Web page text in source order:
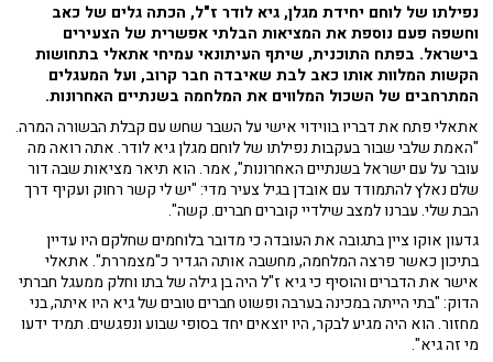
נפילתו של לוחם יחידת מגלן, גיא לודר ז"ל, הכתה גלים של כאב
וחשפה פעם נוספת את המציאות הבלתי אפשרית של הצעירים
בישראל. בפתח התוכנית, שיתף העיתונאי עמיחי אתאלי בתחושות
הקשות המלוות אותו כאב לבת שאיבדה חבר קרוב, ועל המעגלים
המתרחבים של השכול המלווים את המלחמה בשנתיים האחרונות.
אתאלי פתח את דבריו בווידוי אישי על השבר שחש עם קבלת הבשורה המרה.
"האמת שלבי שבור בעקבות נפילתו של לוחם מגלן גיא לודר. אתה רואה מה
עובר על עם ישראל בשנתיים האחרונות", אמר. הוא תיאר מציאות שבה דור
שלם נאלץ להתמודד עם אובדן בגיל צעיר מדי: "יש לי קשר רחוק ועקיף דרך
הבת שלי. עברנו למצב שילדיי קוברים חברים. קשה".
גדעון אוקו ציין בתגובה את העובדה כי מדובר בלוחמים שחלקם היו עדיין
בתיכון כאשר פרצה המלחמה, מחשבה אותה הגדיר כ"מצמררת". אתאלי
אישר את הדברים והוסיף כי גיא ז"ל היה בן גילה של בתו וחלק ממעגל חברתי
הדוק: "בתי הייתה במכינה בערבה ופשוט חברים טובים של גיא היו איתה, בני
מחזור. הוא היה מגיע לבקר, היו יוצאים יחד בסופי שבוע ונפגשים. תמיד ידעו
מי זה גיא".